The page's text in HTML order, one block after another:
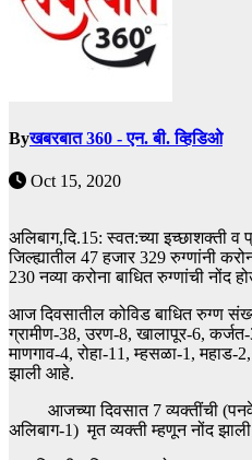
Byखबरबात 360 - एन. बी. व्हिडिओ
Oct 15, 2020
अलिबाग,दि.15: स्वत:च्या इच्छाशक्ती व
जिल्ह्यातील 47 हजार 329 रुग्णांनी
230 नव्या करोना बाधित रुग्णांची नोंद
आज दिवसातील कोविड बाधित रुग्ण
ग्रामीण-38, उरण-8, खालापूर-6,
माणगाव-4, रोहा-11, म्हसळा-1,
झाली आहे.
आजच्या दिवसात 7 व्यक्तींची
अलिबाग-1) मृत व्यक्ती म्हणून नोंद